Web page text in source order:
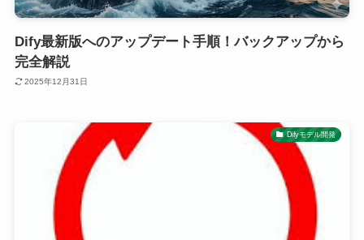
Dify最新版へのアップデート手順！バックアップから
完全解説
2025年12月31日
Difyモデル開発